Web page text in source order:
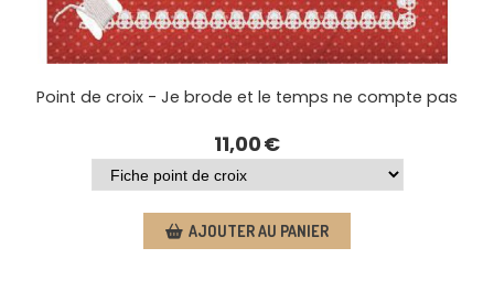
Modèle point de croix - Avec le pouvoir des mots
11,00€
AJOUTER AU PANIER